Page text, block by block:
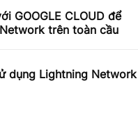
GOOGLE CLOUD để
trên toàn cầu
dụng Lightning Network